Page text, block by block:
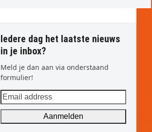
Iedere dag het laatste nieuws
in je inbox?
Meld je dan aan via onderstaand
formulier!
Email
address
Aanmelden